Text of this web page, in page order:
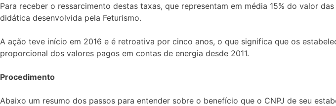
Para receber o ressarcimento destas taxas, que representam em média 15% do valor
didática desenvolvida pela Feturismo.
A ação teve início em 2016 e é retroativa por cinco anos, o que significa que os
proporcional dos valores pagos em contas de energia desde 2011.
Procedimento
Abaixo um resumo dos passos para entender sobre o benefício que o CNPJ de seu